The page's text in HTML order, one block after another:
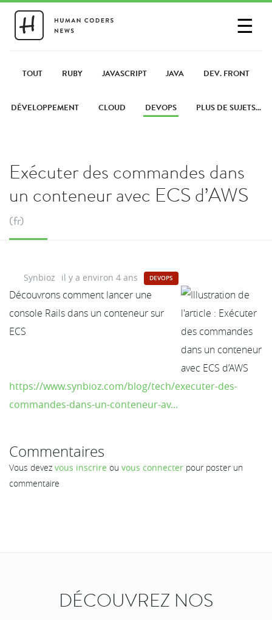
☰
PARTAGER UN LIEN
TOUT RUBY JAVASCRIPT JAVA DEV. FRONT
DÉVELOPPEMENT CLOUD DEVOPS PLUS DE SUJETS...
Exécuter des commandes dans
un conteneur avec ECS d’AWS
(fr)
Synbioz il y a environ 4 ans DEVOPS
Découvrons comment lancer une
console Rails dans un conteneur sur
ECS
https://www.synbioz.com/blog/tech/executer-des-
commandes-dans-un-conteneur-av...
Commentaires
Vous devez vous inscrire ou vous connecter pour poster un
commentaire
DÉCOUVREZ NOS